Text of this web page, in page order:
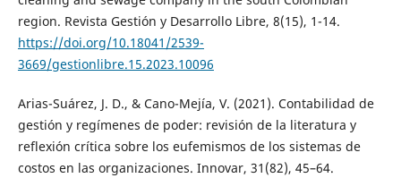
region. Revista Gestión y Desarrollo Libre, 8(15), 1-14.
https://doi.org/10.18041/2539-
3669/gestionlibre.15.2023.10096
Arias-Suárez, J. D., & Cano-Mejía, V. (2021). Contabilidad de
gestión y regímenes de poder: revisión de la literatura y
reflexión crítica sobre los eufemismos de los sistemas de
costos en las organizaciones. Innovar, 31(82), 45–64.